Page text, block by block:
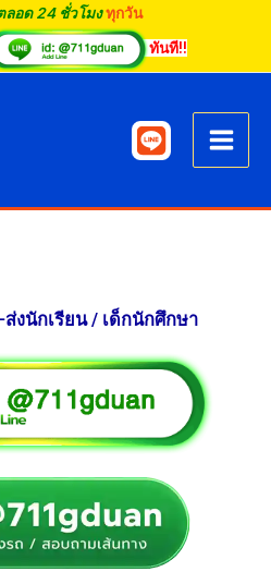
อด 24 ชั่วโมงทุกวัน
ทันที!!
ส่งนักเรียน / เด็กนักศึกษา